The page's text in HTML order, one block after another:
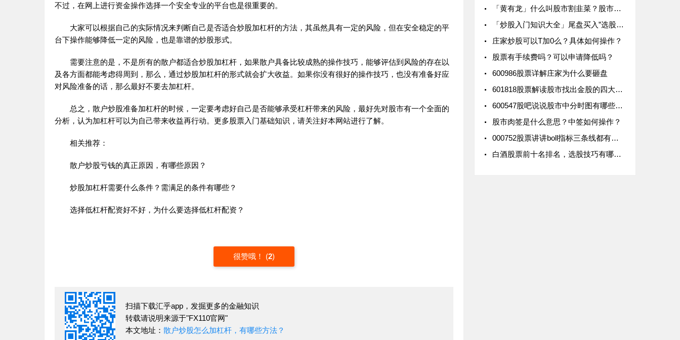
不过，在网上进行资金操作选择一个安全专业的平台也是很重要的。
大家可以根据自己的实际情况来判断自己是否适合炒股加杠杆的方法，其虽然具有一定的风险，但在安全稳定的平
台下操作能够降低一定的风险，也是靠谱的炒股形式。
需要注意的是，不是所有的散户都适合炒股加杠杆，如果散户具备比较成熟的操作技巧，能够评估到风险的存在以
及各方面都能考虑得周到，那么，通过炒股加杠杆的形式就会扩大收益。如果你没有很好的操作技巧，也没有准备好应
对风险准备的话，那么最好不要去加杠杆。
总之，散户炒股准备加杠杆的时候，一定要考虑好自己是否能够承受杠杆带来的风险，最好先对股市有一个全面的
分析，认为加杠杆可以为自己带来收益再行动。更多股票入门基础知识，请关注好本网站进行了解。
相关推荐：
散户炒股亏钱的真正原因，有哪些原因？
炒股加杠杆需要什么条件？需满足的条件有哪些？
选择低杠杆配资好不好，为什么要选择低杠杆配资？
很赞哦！ (2)
扫描下载汇乎app，发掘更多的金融知识
转载请说明来源于"FX110官网"
本文地址： 散户炒股怎么加杠杆，有哪些方法？
「黄有龙」什么叫股市割韭菜？股市割韭菜什么意思
「炒股入门知识大全」尾盘买入”选股战法，安全的炒股买入法
庄家炒股可以T加0么？具体如何操作？
股票有手续费吗？可以申请降低吗？
600986股票详解庄家为什么要砸盘
601818股票解读股市找出金股的四大密码
600547股吧说说股市中分时图有哪些法则
股市肉签是什么意思？中签如何操作？
000752股票讲讲boll指标三条线都有哪些关系
白酒股票前十名排名，选股技巧有哪些？